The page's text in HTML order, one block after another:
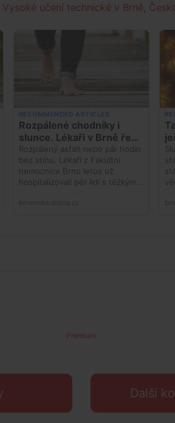
Vysoké učení technické v Brně
Premium
Další